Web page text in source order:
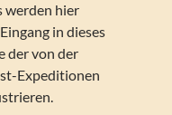
werden hier
in dieses
der von der
Expeditionen